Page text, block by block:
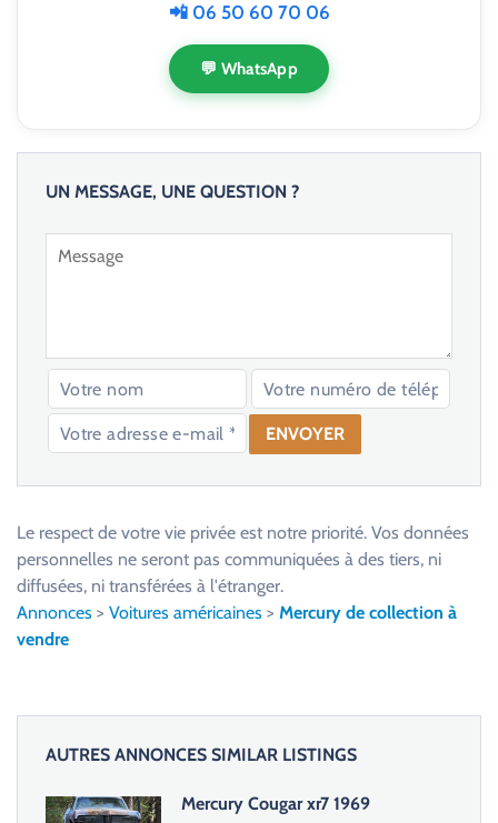
📲 06 50 60 70 06
💬 WhatsApp
UN MESSAGE, UNE QUESTION ?
e
s
e
Le respect de votre vie privée est notre priorité. Vos données
personnelles ne seront pas communiquées à des tiers, ni
diffusées, ni transférées à l'étranger.
Annonces > Voitures américaines > Mercury de collection à
vendre
AUTRES ANNONCES SIMILAR LISTINGS
Mercury Cougar xr7 1969